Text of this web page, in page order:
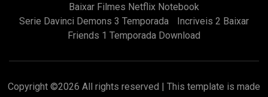
Baixar Filmes Netflix Notebook
Serie Davinci Demons 3 Temporada
Incriveis 2 Baixar
Friends 1 Temporada Download
Copyright ©2026 All rights reserved | This template is made